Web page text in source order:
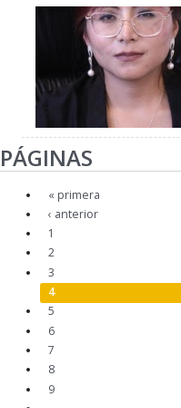
PÁGINAS
« primera
‹ anterior
1
2
3
4
5
6
7
8
9